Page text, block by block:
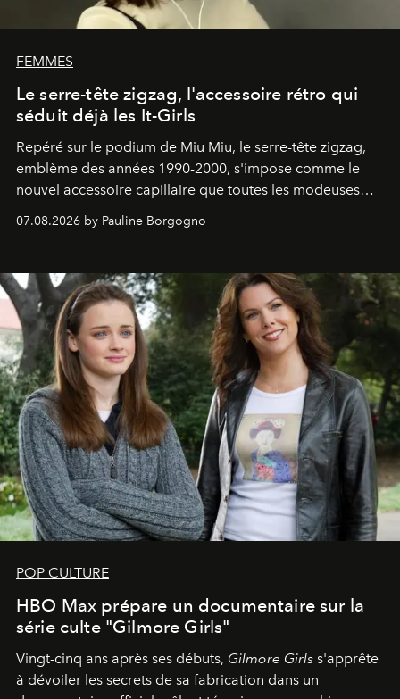
FEMMES
Le serre-tête zigzag, l'accessoire rétro qui
séduit déjà les It-Girls
Repéré sur le podium de Miu Miu, le serre-tête zigzag,
emblème des années 1990-2000, s'impose comme le
nouvel accessoire capillaire que toutes les modeuses
s'arrachent déjà.
07.08.2026 by Pauline Borgogno
POP CULTURE
HBO Max prépare un documentaire sur la
série culte "Gilmore Girls"
Vingt-cinq ans après ses débuts, Gilmore Girls s'apprête
à dévoiler les secrets de sa fabrication dans un